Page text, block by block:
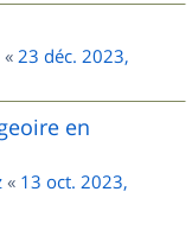
« 23 déc. 2023,
en
« 13 oct. 2023,